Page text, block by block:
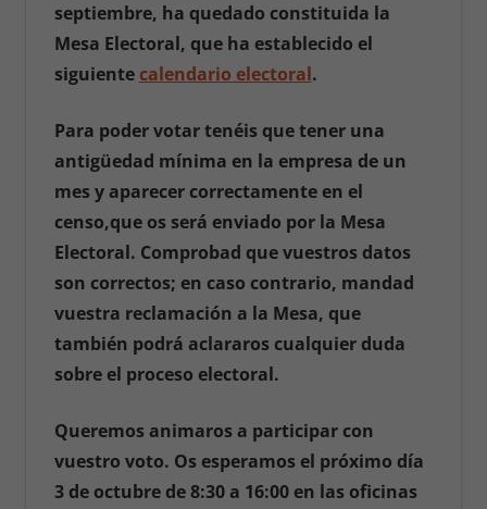
septiembre, ha quedado constituida la
Mesa Electoral, que ha establecido el
siguiente calendario electoral.
Para poder votar tenéis que tener una
antigüedad mínima en la empresa de un
mes y aparecer correctamente en el
censo,que os será enviado por la Mesa
Electoral. Comprobad que vuestros datos
son correctos; en caso contrario, mandad
vuestra reclamación a la Mesa, que
también podrá aclararos cualquier duda
sobre el proceso electoral.
Queremos animaros a participar con
vuestro voto. Os esperamos el próximo día
3 de octubre de 8:30 a 16:00 en las oficinas